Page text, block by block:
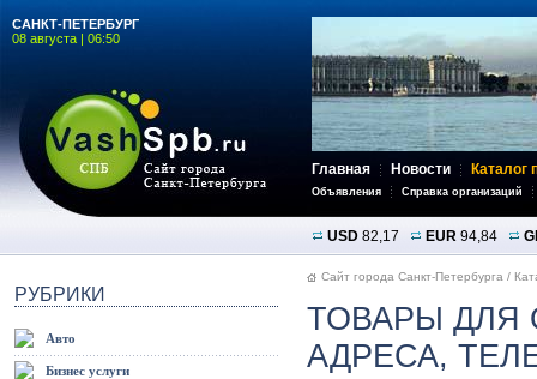
САНКТ-ПЕТЕРБУРГ
08 августа | 06:50
Главная Новости Каталог
Объявления Справка организаций
USD 82,17 EUR 94,84
РУБРИКИ
Авто
Бизнес услуги
Сайт города Санкт-Петербурга /
ТОВАРЫ ДЛЯ
АДРЕСА,